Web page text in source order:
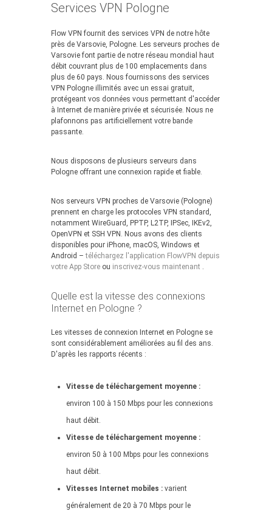
Services VPN Pologne
Flow VPN fournit des services VPN de notre hôte
près de Varsovie, Pologne. Les serveurs proches de
Varsovie font partie de notre réseau mondial haut
débit couvrant plus de 100 emplacements dans
plus de 60 pays. Nous fournissons des services
VPN Pologne illimités avec un essai gratuit,
protégeant vos données vous permettant d'accéder
à Internet de manière privée et sécurisée. Nous ne
plafonnons pas artificiellement votre bande
passante.
Nous disposons de plusieurs serveurs dans
Pologne offrant une connexion rapide et fiable.
Nos serveurs VPN proches de Varsovie (Pologne)
prennent en charge les protocoles VPN standard,
notamment WireGuard, PPTP, L2TP, IPSec, IKEv2,
OpenVPN et SSH VPN. Nous avons des clients
disponibles pour iPhone, macOS, Windows et
Android –téléchargez l'application FlowVPN depuis
votre App Store ou inscrivez-vous maintenant .
Quelle est la vitesse des connexions
Internet en Pologne ?
Les vitesses de connexion Internet en Pologne se
sont considérablement améliorées au fil des ans.
D'après les rapports récents :
Vitesse de téléchargement moyenne :
environ 100 à 150 Mbps pour les connexions
haut débit.
Vitesse de téléchargement moyenne :
environ 50 à 100 Mbps pour les connexions
haut débit.
Vitesses Internet mobiles : varient
généralement de 20 à 70 Mbps pour le